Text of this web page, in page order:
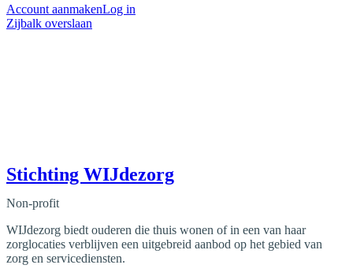
Account aanmakenLog in
Zijbalk overslaan
Stichting WIJdezorg
Non-profit
WIJdezorg biedt ouderen die thuis wonen of in een van haar
zorglocaties verblijven een uitgebreid aanbod op het gebied van
zorg en servicediensten.